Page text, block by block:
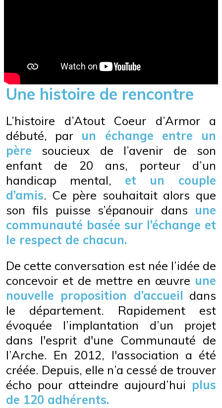
Une histoire de rencontre
L’histoire d’Atout Coeur d’Armor a
débuté, par un échange entre un
père soucieux de l’avenir de son
enfant de 20 ans, porteur d’un
handicap mental, et un couple
d’amis. Ce père souhaitait alors que
son fils puisse s’épanouir dans une
communauté basée sur l’échange et
le respect de chacun.
De cette conversation est née l’idée de
concevoir et de mettre en œuvre une
nouvelle proposition d’accueil dans
le département. Rapidement est
évoquée l’implantation d’un projet
dans l'esprit d'une Communauté de
l’Arche. En 2012, l'association a été
créée. Depuis, elle n’a cessé de trouver
écho pour atteindre aujourd’hui plus
de 120 adhérents.